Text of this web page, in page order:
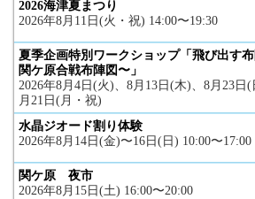
2026海津夏まつり
2026年8月11日(火・祝) 14:00〜19:30
夏季企画特別ワークショップ「飛び出す
関ケ原合戦布陣図〜」
2026年8月4日(火)、8月13日(木)、8月23日
月21日(月・祝)
水晶ジオード割り体験
2026年8月14日(金)〜16日(日) 10:00〜17:00
関ケ原 夜市
2026年8月15日(土) 16:00〜20:00